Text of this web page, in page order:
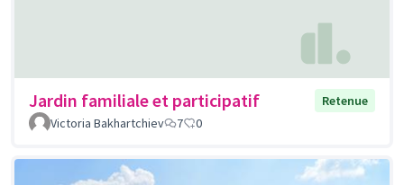
Jardin familiale et participatif
Retenue
Victoria Bakhartchiev
7 0